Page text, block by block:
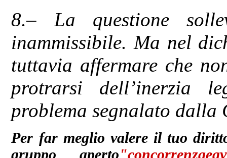
8.– La questione
inammissibile. Ma nel
tuttavia affermare che
protrarsi dell’inerzia
problema segnalato dalla
Per far meglio valere il tuo
gruppo aperto